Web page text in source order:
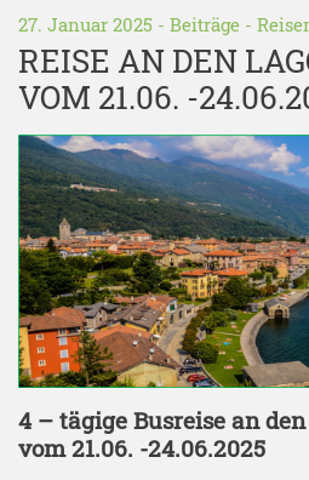
27. Januar 2025 - Beiträge -
REISE AN DEN
VOM 21.06. -
4 – tägige Busreise an
vom 21.06. -24.06.2025